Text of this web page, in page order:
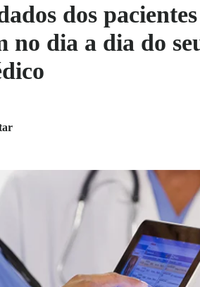
dos pacientes
no dia a dia do